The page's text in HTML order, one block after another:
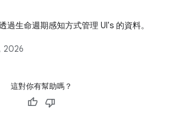
過生命週期感知方式管理 UI's 的資料。
2026
這對你有幫助嗎？